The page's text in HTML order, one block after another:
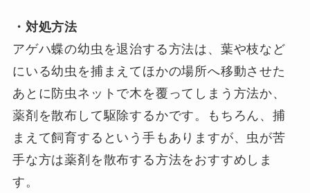
・対処方法
アゲハ蝶の幼虫を退治する方法は、葉や枝など
にいる幼虫を捕まえてほかの場所へ移動させた
あとに防虫ネットで木を覆ってしまう方法か、
薬剤を散布して駆除するかです。もちろん、捕
まえて飼育するという手もありますが、虫が苦
手な方は薬剤を散布する方法をおすすめしま
す。